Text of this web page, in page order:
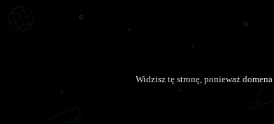
Widzisz tę stronę, ponieważ domena